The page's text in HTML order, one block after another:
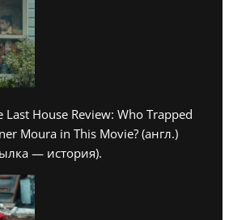
Last House Review: Who Trapped
Moura in This Movie? (англ.)
— история).